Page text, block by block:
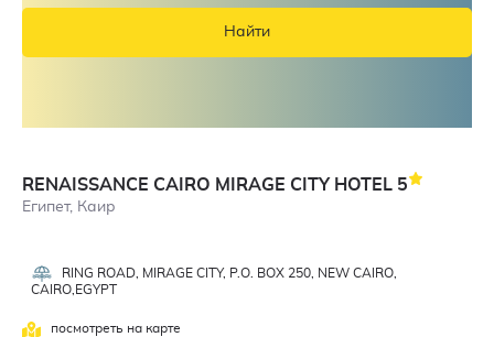
Найти
RENAISSANCE CAIRO MIRAGE CITY HOTEL 5
Египет, Каир
RING ROAD, MIRAGE CITY, P.O. BOX 250, NEW CAIRO,
CAIRO,EGYPT
посмотреть на карте